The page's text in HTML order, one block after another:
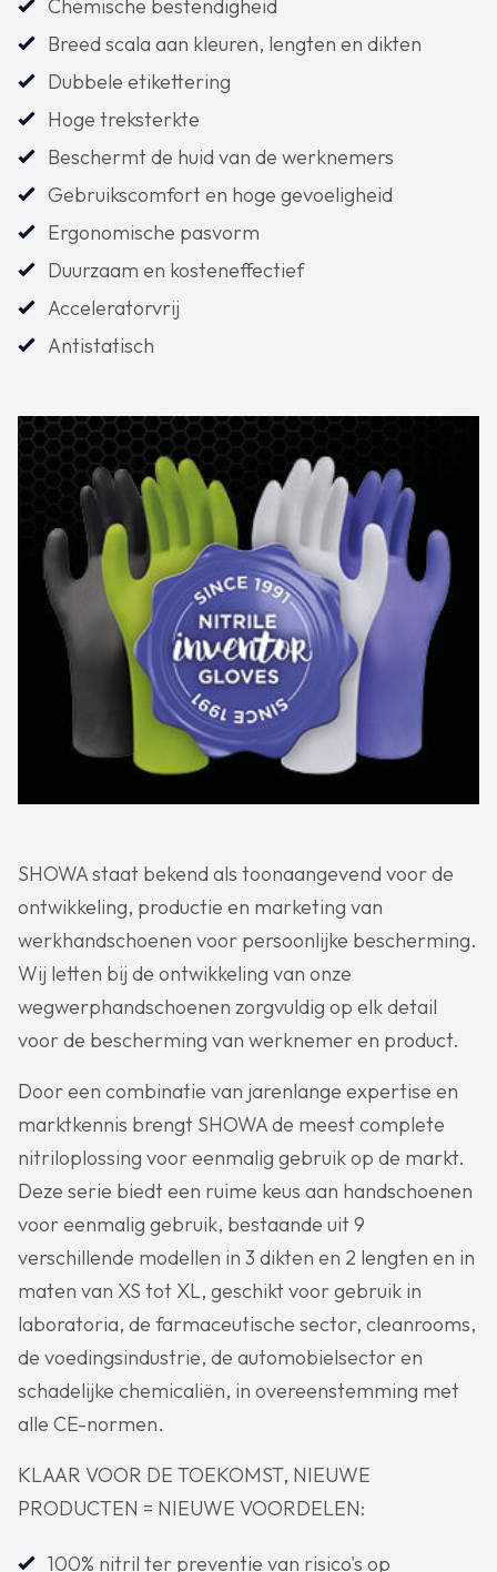
Chemische bestendigheid
Breed scala aan kleuren, lengten en dikten
Dubbele etikettering
Hoge treksterkte
Beschermt de huid van de werknemers
Gebruikscomfort en hoge gevoeligheid
Ergonomische pasvorm
Duurzaam en kosteneffectief
Acceleratorvrij
Antistatisch
SHOWA staat bekend als toonaangevend voor de
ontwikkeling, productie en marketing van
werkhandschoenen voor persoonlijke bescherming.
Wij letten bij de ontwikkeling van onze
wegwerphandschoenen zorgvuldig op elk detail
voor de bescherming van werknemer en product.
Door een combinatie van jarenlange expertise en
marktkennis brengt SHOWA de meest complete
nitriloplossing voor eenmalig gebruik op de markt.
Deze serie biedt een ruime keus aan handschoenen
voor eenmalig gebruik, bestaande uit 9
verschillende modellen in 3 dikten en 2 lengten en in
maten van XS tot XL, geschikt voor gebruik in
laboratoria, de farmaceutische sector, cleanrooms,
de voedingsindustrie, de automobielsector en
schadelijke chemicaliën, in overeenstemming met
alle CE-normen.
KLAAR VOOR DE TOEKOMST, NIEUWE
PRODUCTEN = NIEUWE VOORDELEN:
100% nitril ter preventie van risico's op